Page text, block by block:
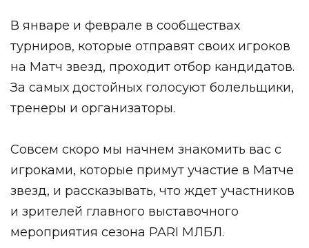
В январе и феврале в сообществах
турниров, которые отправят своих игроков
на Матч звезд, проходит отбор кандидатов.
За самых достойных голосуют болельщики,
тренеры и организаторы.
Совсем скоро мы начнем знакомить вас с
игроками, которые примут участие в Матче
звезд, и рассказывать, что ждет участников
и зрителей главного выставочного
мероприятия сезона PARI МЛБЛ.